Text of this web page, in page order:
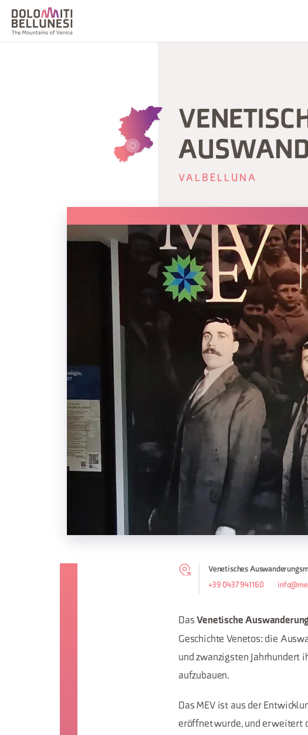
VALBELLUNA
Venetisches
+39 0437 941160
DasVenetische
Geschichte Venetos: die
und zwanzigsten Jahrhundert
aufzubauen.
Das MEV ist aus der
eröffnet wurde, und erweitert